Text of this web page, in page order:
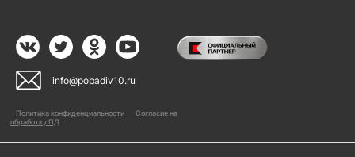
info@popadiv10.ru
Политика конфиденциальности
Согласие на
обработку ПД